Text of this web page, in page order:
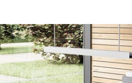
Regalschränke
Büro Schrankwände
Spinde
Garderoben